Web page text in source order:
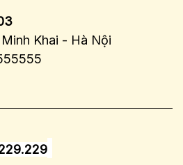
Khai - Hà Nội